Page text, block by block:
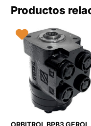
Productos
ORBITROL BPB3 GEROL